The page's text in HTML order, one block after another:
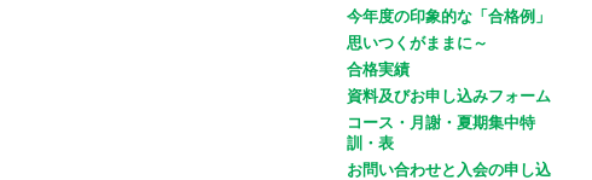
今年度の印象的な「合格例」
思いつくがままに～
合格実績
資料及びお申し込みフォーム
コース・月謝・夏期集中特
訓・表
お問い合わせと入会の申し込